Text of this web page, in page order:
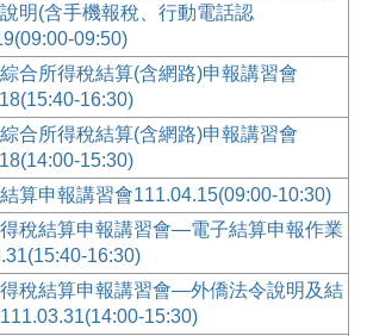
明(含手機報稅、行動電話認
09:50)
合所得稅結算(含網路)申報講習會
16:30)
合所得稅結算(含網路)申報講習會
15:30)
算申報講習會111.04.15(09:00-10:30)
稅結算申報講習會—電子結算申報作業
16:30)
稅結算申報講習會—外僑法令說明及結
15:30)